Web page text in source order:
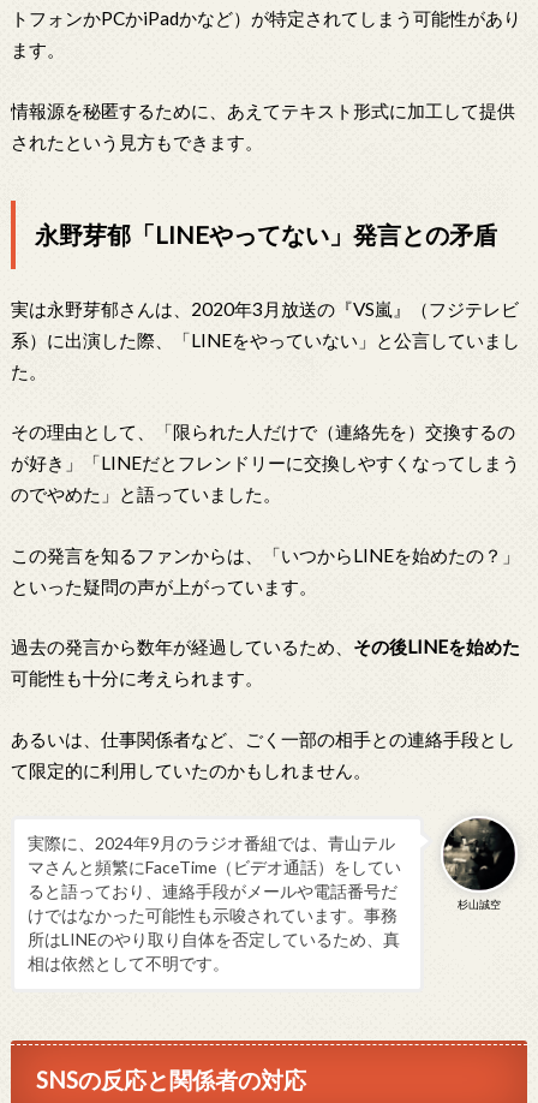
トフォンかPCかiPadかなど）が特定されてしまう可能性があり
ます。
情報源を秘匿するために、あえてテキスト形式に加工して提供
されたという見方もできます。
永野芽郁「LINEやってない」発言との矛盾
実は永野芽郁さんは、2020年3月放送の『VS嵐』（フジテレビ
系）に出演した際、「LINEをやっていない」と公言していまし
た。
その理由として、「限られた人だけで（連絡先を）交換するの
が好き」「LINEだとフレンドリーに交換しやすくなってしまう
のでやめた」と語っていました。
この発言を知るファンからは、「いつからLINEを始めたの？」
といった疑問の声が上がっています。
過去の発言から数年が経過しているため、 その後LINEを始めた
可能性も十分に考えられます。
あるいは、仕事関係者など、ごく一部の相手との連絡手段とし
て限定的に利用していたのかもしれません。
杉山誠空
実際に、2024年9月のラジオ番組では、青山テル
マさんと頻繁にFaceTime（ビデオ通話）をしてい
ると語っており、連絡手段がメールや電話番号だ
けではなかった可能性も示唆されています。事務
所はLINEのやり取り自体を否定しているため、真
相は依然として不明です。
SNSの反応と関係者の対応